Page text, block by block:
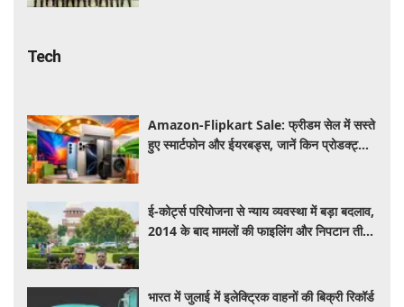
Tech
Amazon-Flipkart Sale: फ्रीडम सेल में सस्ते
हुए स्मार्टफोन और ईयरबड्स, जानें किन प्रोडक्ट्स
ई-कोर्ट्स परियोजना से न्याय व्यवस्था में बड़ा बदलाव,
2014 के बाद मामलों की फाइलिंग और निपटान तीन
भारत में जुलाई में इलेक्ट्रिक वाहनों की बिक्री रिकॉर्ड